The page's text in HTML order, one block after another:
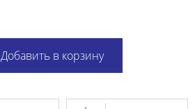
Добавить в корзину